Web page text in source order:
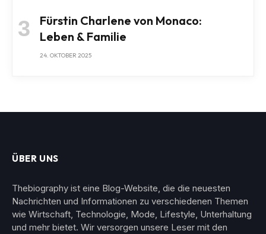
Fürstin Charlene von Monaco:
Leben & Familie
24. OKTOBER 2025
ÜBER UNS
Thebiography ist eine Blog-Website, die die neuesten
Nachrichten und Informationen zu verschiedenen Themen
wie Wirtschaft, Technologie, Mode, Lifestyle, Unterhaltung
und mehr bietet. Wir versorgen unsere Leser mit den